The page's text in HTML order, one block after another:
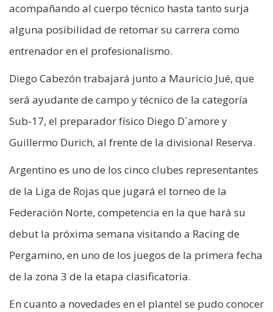
acompañando al cuerpo técnico hasta tanto surja
alguna posibilidad de retomar su carrera como
entrenador en el profesionalismo.
Diego Cabezón trabajará junto a Mauricio Jué, que
será ayudante de campo y técnico de la categoría
Sub-17, el preparador físico Diego D´amore y
Guillermo Durich, al frente de la divisional Reserva.
Argentino es uno de los cinco clubes representantes
de la Liga de Rojas que jugará el torneo de la
Federación Norte, competencia en la que hará su
debut la próxima semana visitando a Racing de
Pergamino, en uno de los juegos de la primera fecha
de la zona 3 de la etapa clasificatoria.
En cuanto a novedades en el plantel se pudo conocer